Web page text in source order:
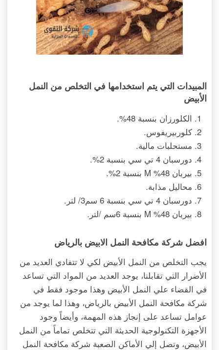
المبيدات التي يتم استخدامها في التخلص من النمل
الأبيض
الكلورزان بنسبة 48%.
كلوربيريفوس.
مستحلبات مالية.
دورسبان 4 تي سي بنسبة 2%.
بيربان 48% M بنسبة 2%.
محاليل مذابة.
دورسبان 4 تي سي بنسبة 6 سم3/ لتر.
بيربان 48% M بنسبة 6سم /لتر.
افضل شركة مكافحة النمل الابيض بالرياض
يجب التخلص من النمل الأبيض لكي لا تتفادي العديد من
الأضرار التي تقابلنا، يوجد العديد من المواد التي تساعد
في القضاء علي النمل الأبيض وهذا موجود فقط في
شركة مكافحة النمل الأبيض بالرياض، وهذا لما يوجد من
عوامل تساعد على إنجاز هذه المهمة، وأيضاً وجود
الأجهزة التكنولوجية الحديثة التي تتخلص تماماً من النمل
الأبيض، وتصل إلي الأماكن الصعبة شركة مكافحة النمل